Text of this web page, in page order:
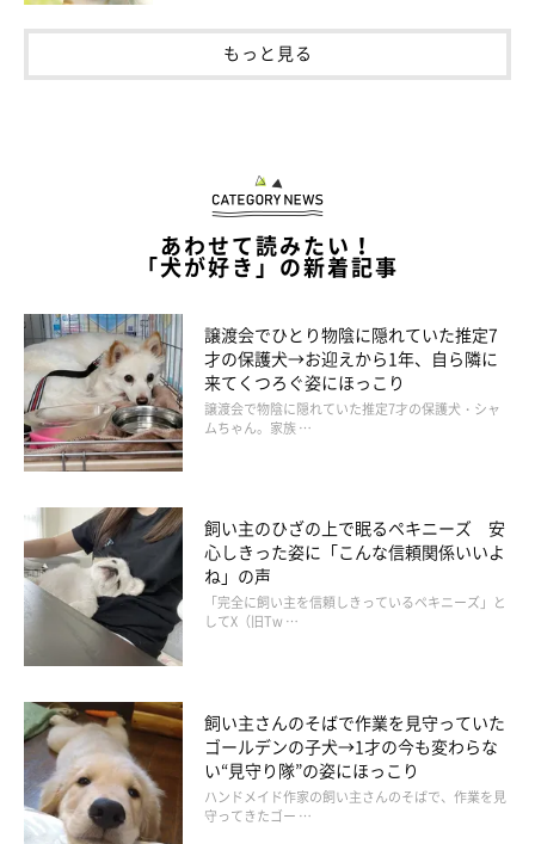
そんなユキくん、飼い主さんから見てどんな性格なのでしょう
「 人が大好きで、人見知りがなくて、どこに行っても可愛がって
もらっています。
人がいれば自ら愛想を振りまき、 近所のお年寄りの“アイドル”で
す」
理由の一つになっているんですね。
また、 一緒にいて幸せ・楽しいと感じるエピソードを聞かせてい
ただきました。
飼い主さん：
「気がつくと体のどこかが飼い主にピッタリくっついて、寄り添
って寝てくれます。
一日一回、戦いごっこと言って、ユキくんと一緒に遊ぶのが楽し
いです」
もっと見る
あわせて読みたい！
「犬が好き」の新着記事
譲渡会でひとり物陰に隠れていた推定7
才の保護犬→お迎えから1年、自ら隣に
来てくつろぐ姿にほっこり
譲渡会で物陰に隠れていた推定7才の保護犬・シャ
ムちゃん。家族 …
飼い主のひざの上で眠るペキニーズ 安
心しきった姿に「こんな信頼関係いいよ
ね」の声
「完全に飼い主を信頼しきっているペキニーズ」と
してX（旧Tw …
飼い主さんのそばで作業を見守っていた
ゴールデンの子犬→1才の今も変わらな
い“見守り隊”の姿にほっこり
ハンドメイド作家の飼い主さんのそばで、作業を見
守ってきたゴー …